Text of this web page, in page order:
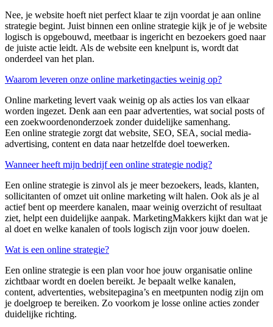
Nee, je website hoeft niet perfect klaar te zijn voordat je aan online
strategie begint. Juist binnen een online strategie kijk je of je website
logisch is opgebouwd, meetbaar is ingericht en bezoekers goed naar
de juiste actie leidt. Als de website een knelpunt is, wordt dat
onderdeel van het plan.
Waarom leveren onze online marketingacties weinig op?
Online marketing levert vaak weinig op als acties los van elkaar
worden ingezet. Denk aan een paar advertenties, wat social posts of
een zoekwoordenonderzoek zonder duidelijke samenhang.
Een online strategie zorgt dat website, SEO, SEA, social media-
advertising, content en data naar hetzelfde doel toewerken.
Wanneer heeft mijn bedrijf een online strategie nodig?
Een online strategie is zinvol als je meer bezoekers, leads, klanten,
sollicitanten of omzet uit online marketing wilt halen. Ook als je al
actief bent op meerdere kanalen, maar weinig overzicht of resultaat
ziet, helpt een duidelijke aanpak. MarketingMakkers kijkt dan wat je
al doet en welke kanalen of tools logisch zijn voor jouw doelen.
Wat is een online strategie?
Een online strategie is een plan voor hoe jouw organisatie online
zichtbaar wordt en doelen bereikt. Je bepaalt welke kanalen,
content, advertenties, websitepagina’s en meetpunten nodig zijn om
je doelgroep te bereiken. Zo voorkom je losse online acties zonder
duidelijke richting.